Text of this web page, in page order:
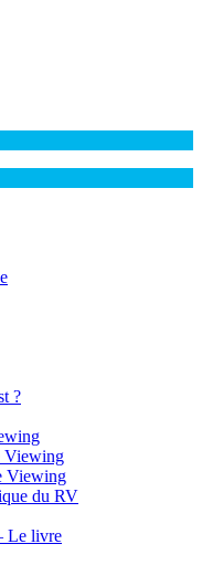
?
Viewing
Viewing
du RV
Le livre